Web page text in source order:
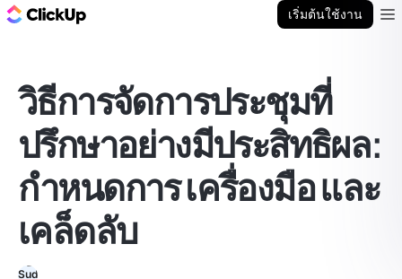
เริ่มต้นใช้งาน
วิธีการจัดการประชุมที่
ปรึกษาอย่างมีประสิทธิผล:
กำหนดการ เครื่องมือ และ
เคล็ดลับ